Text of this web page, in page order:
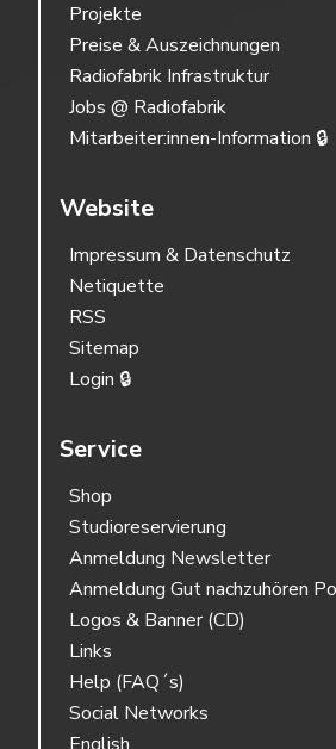
Projekte
Preise & Auszeichnungen
Radiofabrik Infrastruktur
Jobs @ Radiofabrik
Mitarbeiter:innen-Information 🔒
Website
Impressum & Datenschutz
Netiquette
RSS
Sitemap
Login 🔒
Service
Shop
Studioreservierung
Anmeldung Newsletter
Anmeldung Gut nachzuhören
Logos & Banner (CD)
Links
Help (FAQ´s)
Social Networks